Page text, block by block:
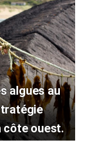
algues au
ouest.